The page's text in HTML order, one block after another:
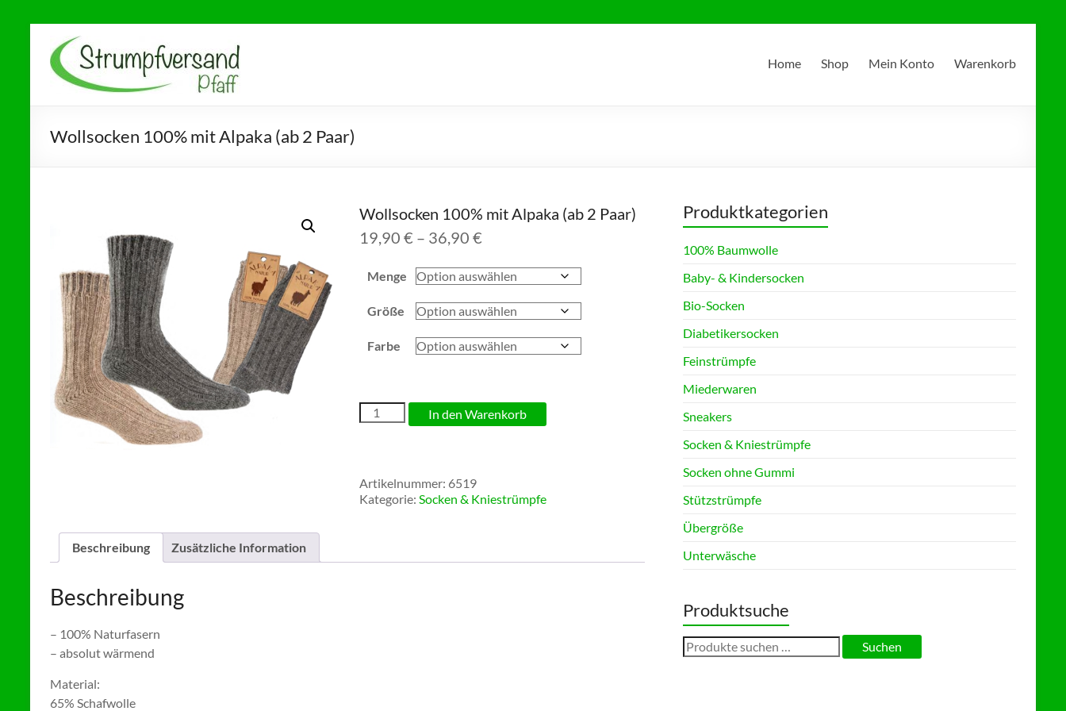
Inhalt
springen
Strumpfversand
Pfaff
Ihr Partner für
Gesundheitsstrümpfe,
Diabetikersocken und
Home Shop Mein Konto Warenkorb
Wollsocken 100% mit Alpaka (ab 2 Paar)
Wollsocken 100% mit Alpaka (ab 2 Paar)
19,90 € – 36,90 €
bis
Menge
Größe
Farbe
Wollsocken
100%
2
Paar)
In den Warenkorb
Artikelnummer: 6519
Kategorie: Socken & Kniestrümpfe
Beschreibung Zusätzliche Information
Beschreibung
– 100% Naturfasern
– absolut wärmend
Material:
65% Schafwolle
Produktkategorien
100% Baumwolle
Baby- & Kindersocken
Bio-Socken
Diabetikersocken
Feinstrümpfe
Miederwaren
Sneakers
Socken & Kniestrümpfe
Socken ohne Gummi
Stützstrümpfe
Übergröße
Unterwäsche
Produktsuche
Suchen
nach:
Suchen